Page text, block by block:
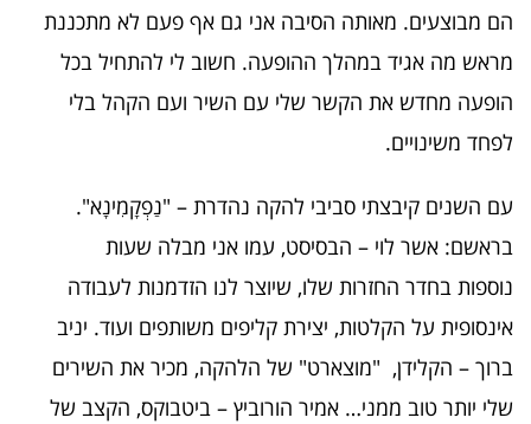
הם מבוצעים. מאותה הסיבה אני גם אף פעם לא מתכננת
מראש מה אגיד במהלך ההופעה. חשוב לי להתחיל בכל
הופעה מחדש את הקשר שלי עם השיר ועם הקהל בלי
לפחד משינויים.
עם השנים קיבצתי סביבי להקה נהדרת – "נַפְקָמִינָא".
בראשם: אשר לוי – הבסיסט, עמו אני מבלה שעות
נוספות בחדר החזרות שלו, שיוצר לנו הזדמנות לעבודה
אינסופית על הקלטות, יצירת קליפים משותפים ועוד. יניב
ברוך – הקלידן, "מוצארט" של הלהקה, מכיר את השירים
שלי יותר טוב ממני… אמיר הורוביץ – ביטבוקס, הקצב של